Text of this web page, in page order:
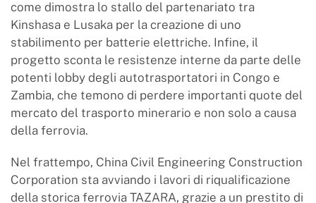
come dimostra lo stallo del partenariato tra
Kinshasa e Lusaka per la creazione di uno
stabilimento per batterie elettriche. Infine, il
progetto sconta le resistenze interne da parte delle
potenti lobby degli autotrasportatori in Congo e
Zambia, che temono di perdere importanti quote del
mercato del trasporto minerario e non solo a causa
della ferrovia.
Nel frattempo, China Civil Engineering Construction
Corporation sta avviando i lavori di riqualificazione
della storica ferrovia TAZARA, grazie a un prestito di